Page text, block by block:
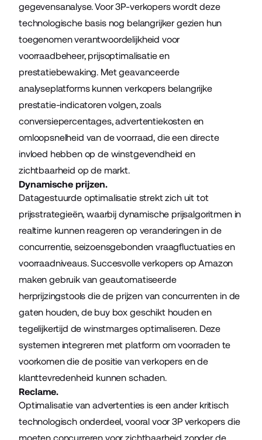
gegevensanalyse. Voor 3P-verkopers wordt deze
technologische basis nog belangrijker gezien hun
toegenomen verantwoordelijkheid voor
voorraadbeheer, prijsoptimalisatie en
prestatiebewaking. Met geavanceerde
analyseplatforms kunnen verkopers belangrijke
prestatie-indicatoren volgen, zoals
conversiepercentages, advertentiekosten en
omloopsnelheid van de voorraad, die een directe
invloed hebben op de winstgevendheid en
zichtbaarheid op de markt.
Dynamische prijzen.
Datagestuurde optimalisatie strekt zich uit tot
prijsstrategieën, waarbij dynamische prijsalgoritmen in
realtime kunnen reageren op veranderingen in de
concurrentie, seizoensgebonden vraagfluctuaties en
voorraadniveaus. Succesvolle verkopers op Amazon
maken gebruik van geautomatiseerde
herprijzingstools die de prijzen van concurrenten in de
gaten houden, de buy box geschikt houden en
tegelijkertijd de winstmarges optimaliseren. Deze
systemen integreren met platform om voorraden te
voorkomen die de positie van verkopers en de
klanttevredenheid kunnen schaden.
Reclame.
Optimalisatie van advertenties is een ander kritisch
technologisch onderdeel, vooral voor 3P verkopers die